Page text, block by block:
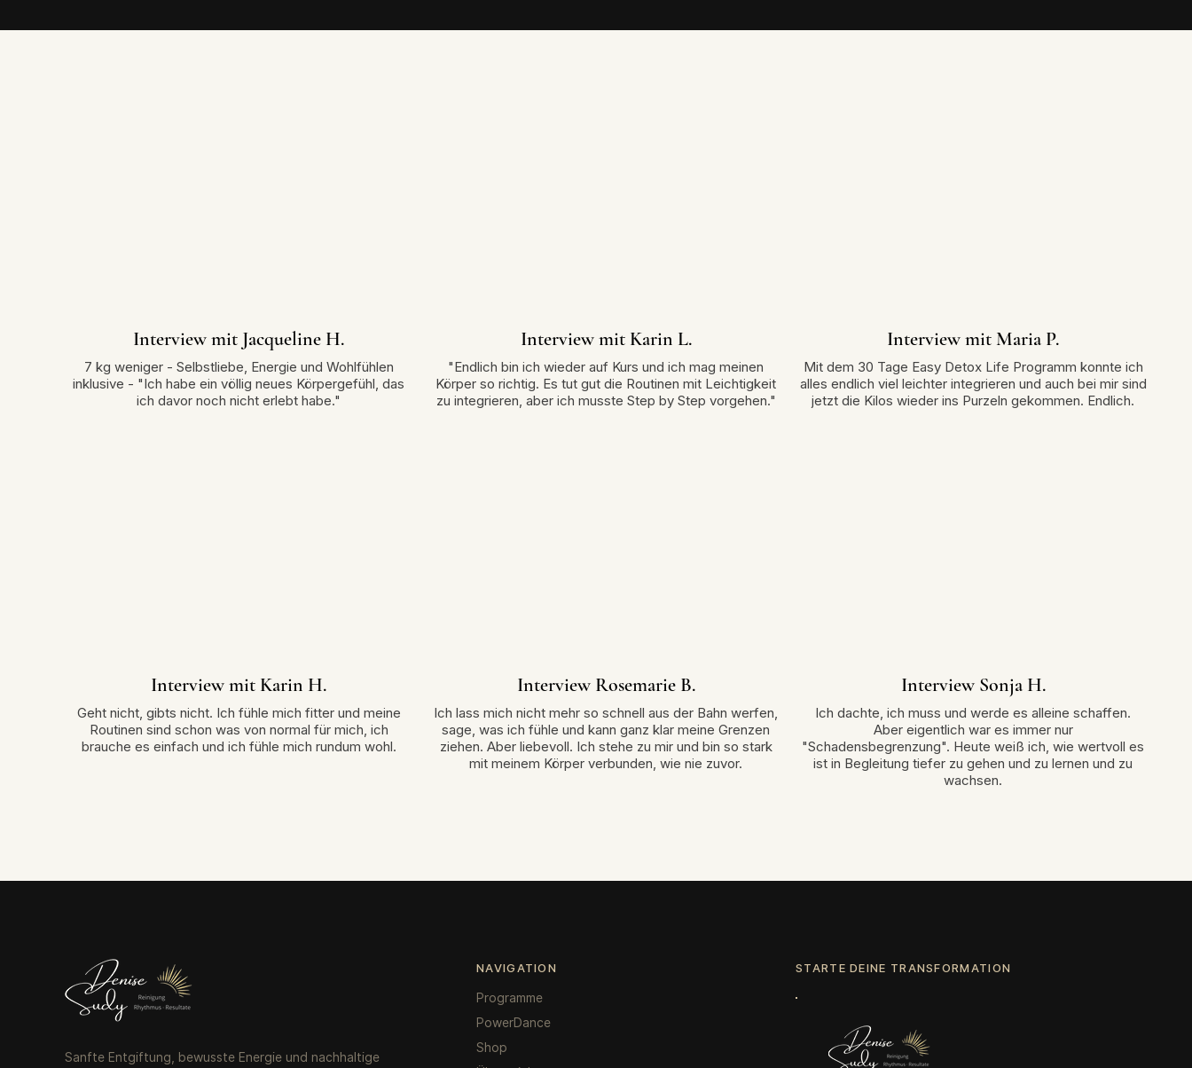
Interview mit Jacqueline H.
7 kg weniger - Selbstliebe, Energie und Wohlfühlen
inklusive - "Ich habe ein völlig neues Körpergefühl, das
ich davor noch nicht erlebt habe."
Interview mit Karin L.
"Endlich bin ich wieder auf Kurs und ich mag meinen
Körper so richtig. Es tut gut die Routinen mit Leichtigkeit
zu integrieren, aber ich musste Step by Step vorgehen."
Interview mit Maria P.
Mit dem 30 Tage Easy Detox Life Programm konnte ich
alles endlich viel leichter integrieren und auch bei mir sind
jetzt die Kilos wieder ins Purzeln gekommen. Endlich.
Interview mit Karin H.
Geht nicht, gibts nicht. Ich fühle mich fitter und meine
Routinen sind schon was von normal für mich, ich
brauche es einfach und ich fühle mich rundum wohl.
Interview Rosemarie B.
Ich lass mich nicht mehr so schnell aus der Bahn werfen,
sage, was ich fühle und kann ganz klar meine Grenzen
ziehen. Aber liebevoll. Ich stehe zu mir und bin so stark
mit meinem Körper verbunden, wie nie zuvor.
Interview Sonja H.
Ich dachte, ich muss und werde es alleine schaffen.
Aber eigentlich war es immer nur
"Schadensbegrenzung". Heute weiß ich, wie wertvoll es
ist in Begleitung tiefer zu gehen und zu lernen und zu
wachsen.
Sanfte Entgiftung, bewusste Energie und nachhaltige
NAVIGATION
Programme
PowerDance
Shop
STARTE DEINE TRANSFORMATION